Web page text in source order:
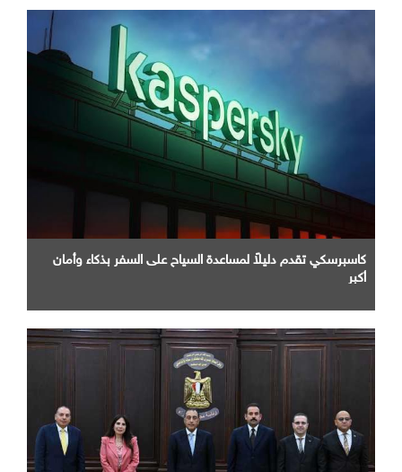
كاسبرسكي تقدم دليلاً لمساعدة السياح على السفر بذكاء وأمان
أكبر